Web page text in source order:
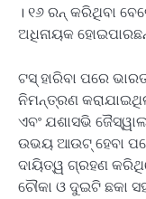
। ୧୬ ରନ୍ କରିଥିବା
ଅଧିନାୟକ
ଟସ୍ ହାରିବା ପରେ
ନିମନ୍ତ୍ରଣ
ଏବଂ ଯଶାସଭି
ଉଭୟ ଆଉଟ୍ ହେବା
ଦାୟିତ୍ୱ ଗ୍ରହଣ
ଚୌକା ଓ ଦୁଇଟି ଛକା